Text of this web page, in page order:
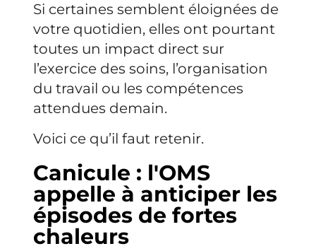
Si certaines semblent éloignées de
votre quotidien, elles ont pourtant
toutes un impact direct sur
l’exercice des soins, l’organisation
du travail ou les compétences
attendues demain.
Voici ce qu’il faut retenir.
Canicule : l'OMS
appelle à anticiper les
épisodes de fortes
chaleurs